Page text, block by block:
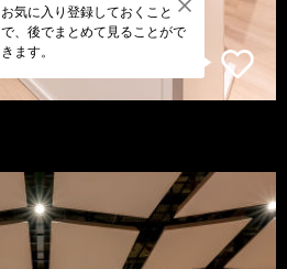
お気に入り登録しておくこと
で、後でまとめて見ることがで
きます。